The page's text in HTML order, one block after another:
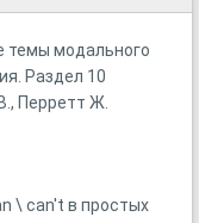
темы модального
Раздел 10
Перретт Ж.
\ can't в простых